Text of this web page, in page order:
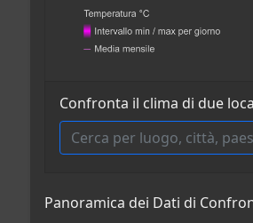
Confronta il clima di due
Panoramica dei Dati di